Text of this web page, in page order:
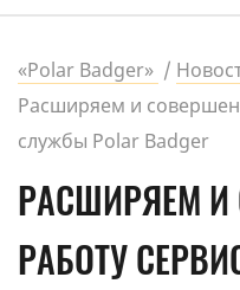
«Polar Badger»
Расширяем и
службы Polar Badger
РАСШИРЯЕМ И
РАБОТУ